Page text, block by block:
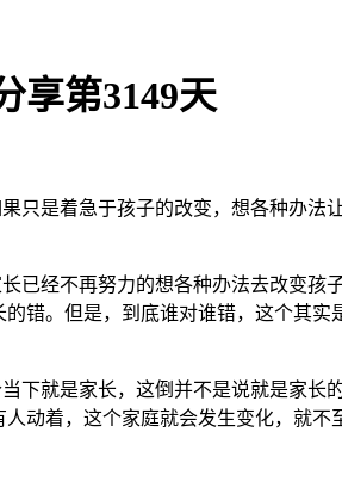
享第3149天
是着急于孩子的改变，想各种办法
经不再努力的想各种办法去改变孩
错。但是，到底谁对谁错，这个其
就是家长，这倒并不是说就是家长
动着，这个家庭就会发生变化，就不